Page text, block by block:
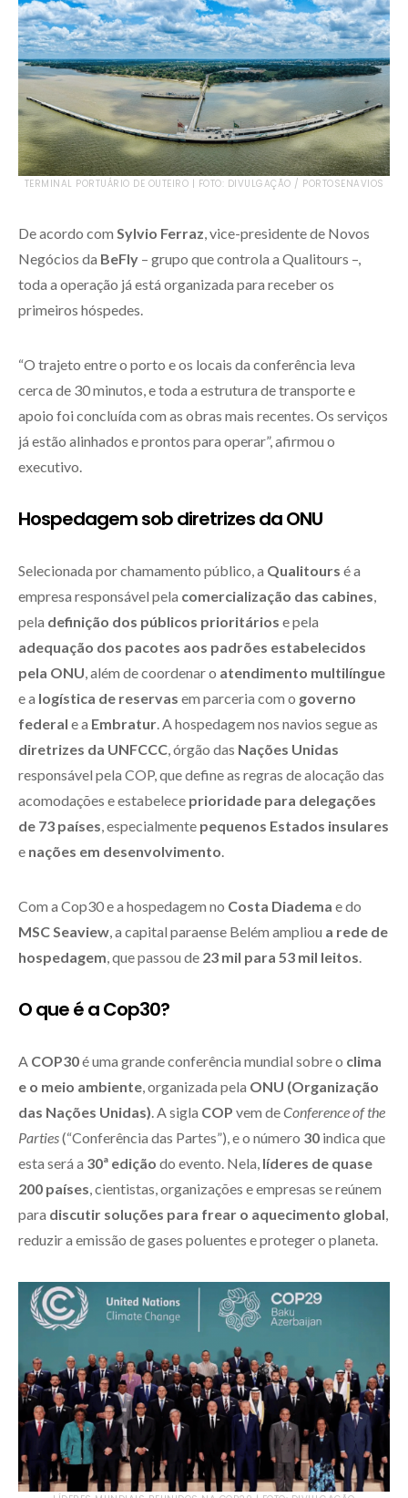
TERMINAL PORTUÁRIO DE OUTEIRO | FOTO: DIVULGAÇÃO / PORTOSENAVIOS
De acordo com Sylvio Ferraz, vice-presidente de Novos
Negócios da BeFly – grupo que controla a Qualitours –,
toda a operação já está organizada para receber os
primeiros hóspedes.
“O trajeto entre o porto e os locais da conferência leva
cerca de 30 minutos, e toda a estrutura de transporte e
apoio foi concluída com as obras mais recentes. Os serviços
já estão alinhados e prontos para operar”, afirmou o
executivo.
Hospedagem sob diretrizes da ONU
Selecionada por chamamento público, a Qualitours é a
empresa responsável pela comercialização das cabines,
pela definição dos públicos prioritários e pela
adequação dos pacotes aos padrões estabelecidos
pela ONU, além de coordenar o atendimento multilíngue
e a logística de reservas em parceria com o governo
federal e a Embratur. A hospedagem nos navios segue as
diretrizes da UNFCCC, órgão das Nações Unidas
responsável pela COP, que define as regras de alocação das
acomodações e estabelece prioridade para delegações
de 73 países, especialmente pequenos Estados insulares
e nações em desenvolvimento.
Com a Cop30 e a hospedagem no Costa Diadema e do
MSC Seaview, a capital paraense Belém ampliou a rede de
hospedagem, que passou de 23 mil para 53 mil leitos.
O que é a Cop30?
A COP30é uma grande conferência mundial sobre o clima
e o meio ambiente, organizada pela ONU (Organização
das Nações Unidas). A sigla COP vem deConference of the
Parties(“Conferência das Partes”), e o número 30 indica que
esta será a 30ª edição do evento. Nela, líderes de quase
200 países, cientistas, organizações e empresas se reúnem
para discutir soluções para frear o aquecimento global,
reduzir a emissão de gases poluentes e proteger o planeta.